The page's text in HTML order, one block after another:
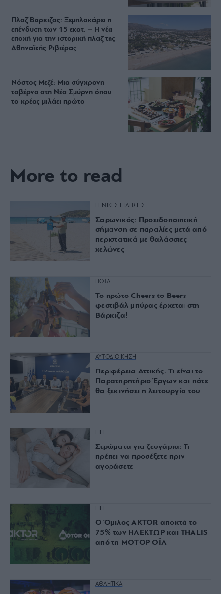
Πλαζ Βάρκιζας: Ξεμπλοκάρει η
επένδυση των 15 εκατ. – Η νέα
εποχή για την ιστορική πλαζ της
Αθηναϊκής Ριβιέρας
Νόστος Μεζέ: Μια σύγχρονη
ταβέρνα στη Νέα Σμύρνη όπου
το κρέας μιλάει πρώτο
More to read
ΓΕΝΙΚΕΣ ΕΙΔΗΣΕΙΣ
Σαρωνικός: Προειδοποιητική
σήμανση σε παραλίες μετά από
περιστατικά με θαλάσσιες
χελώνες
ΠΟΤΑ
Το πρώτο Cheers to Beers
φεστιβάλ μπύρας έρχεται στη
Βάρκιζα!
ΑΥΤΟΔΙΟΙΚΗΣΗ
Περιφέρεια Αττικής: Τι είναι το
Παρατηρητήριο Έργων και πότε
θα ξεκινήσει η λειτουργία του
LIFE
Στρώματα για ζευγάρια: Τι
πρέπει να προσέξετε πριν
αγοράσετε
LIFE
Ο Όμιλος AKTOR αποκτά το
75% των ΗΛΕΚΤΩΡ και THALIS
από τη ΜΟΤΟΡ ΟΪΛ
ΑΘΛΗΤΙΚΑ